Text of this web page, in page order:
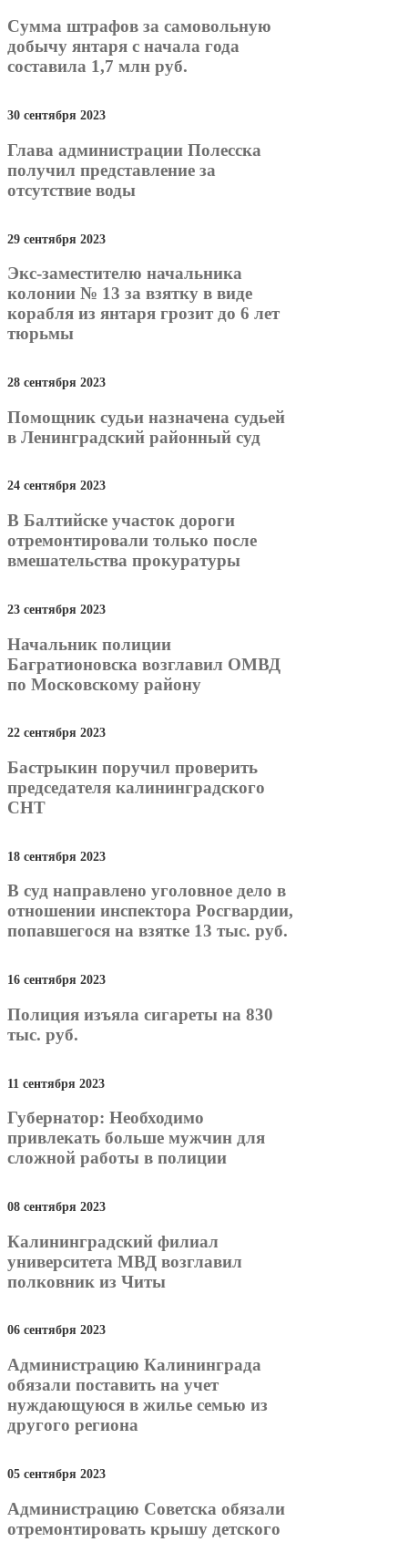
Сумма штрафов за самовольную
добычу янтаря с начала года
составила 1,7 млн руб.
30 сентября 2023
Глава администрации Полесска
получил представление за
отсутствие воды
29 сентября 2023
Экс-заместителю начальника
колонии № 13 за взятку в виде
корабля из янтаря грозит до 6 лет
тюрьмы
28 сентября 2023
Помощник судьи назначена судьей
в Ленинградский районный суд
24 сентября 2023
В Балтийске участок дороги
отремонтировали только после
вмешательства прокуратуры
23 сентября 2023
Начальник полиции
Багратионовска возглавил ОМВД
по Московскому району
22 сентября 2023
Бастрыкин поручил проверить
председателя калининградского
СНТ
18 сентября 2023
В суд направлено уголовное дело в
отношении инспектора Росгвардии,
попавшегося на взятке 13 тыс. руб.
16 сентября 2023
Полиция изъяла сигареты на 830
тыс. руб.
11 сентября 2023
Губернатор: Необходимо
привлекать больше мужчин для
сложной работы в полиции
08 сентября 2023
Калининградский филиал
университета МВД возглавил
полковник из Читы
06 сентября 2023
Администрацию Калининграда
обязали поставить на учет
нуждающуюся в жилье семью из
другого региона
05 сентября 2023
Администрацию Советска обязали
отремонтировать крышу детского